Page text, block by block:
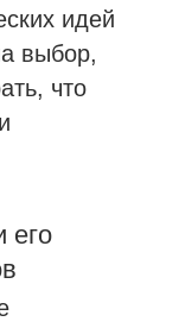
идей
выбор,
что
его